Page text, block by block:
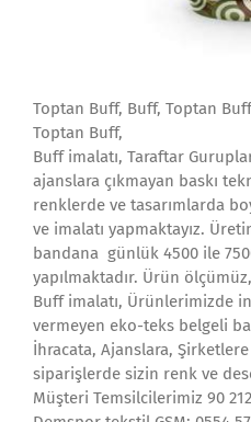
Toptan Buff, Buff, Toptan Buff
Toptan Buff,
Buff imalatı, Taraftar
ajanslara çıkmayan baskı
renklerde ve tasarımlarda
ve imalatı yapmaktayız.
bandana günlük 4500 ile
yapılmaktadır. Ürün
Buff imalatı, Ürünlerimizde
vermeyen eko-teks belgeli
İhracata, Ajanslara,
siparişlerde sizin renk ve
Müşteri Temsilcilerimiz 90